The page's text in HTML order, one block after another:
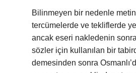
Bilinmeyen bir nedenle
tercümelerde ve tekliflerde
ancak eseri nakledenin
sözler için kullanılan bir
demesinden sonra